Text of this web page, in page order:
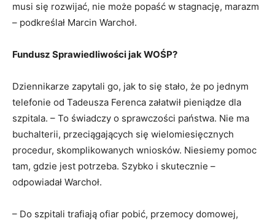
musi się rozwijać, nie może popaść w stagnację, marazm
– podkreślał Marcin Warchoł.
Fundusz Sprawiedliwości jak WOŚP?
Dziennikarze zapytali go, jak to się stało, że po jednym
telefonie od Tadeusza Ferenca załatwił pieniądze dla
szpitala. – To świadczy o sprawczości państwa. Nie ma
buchalterii, przeciągających się wielomiesięcznych
procedur, skomplikowanych wniosków. Niesiemy pomoc
tam, gdzie jest potrzeba. Szybko i skutecznie –
odpowiadał Warchoł.
– Do szpitali trafiają ofiar pobić, przemocy domowej,